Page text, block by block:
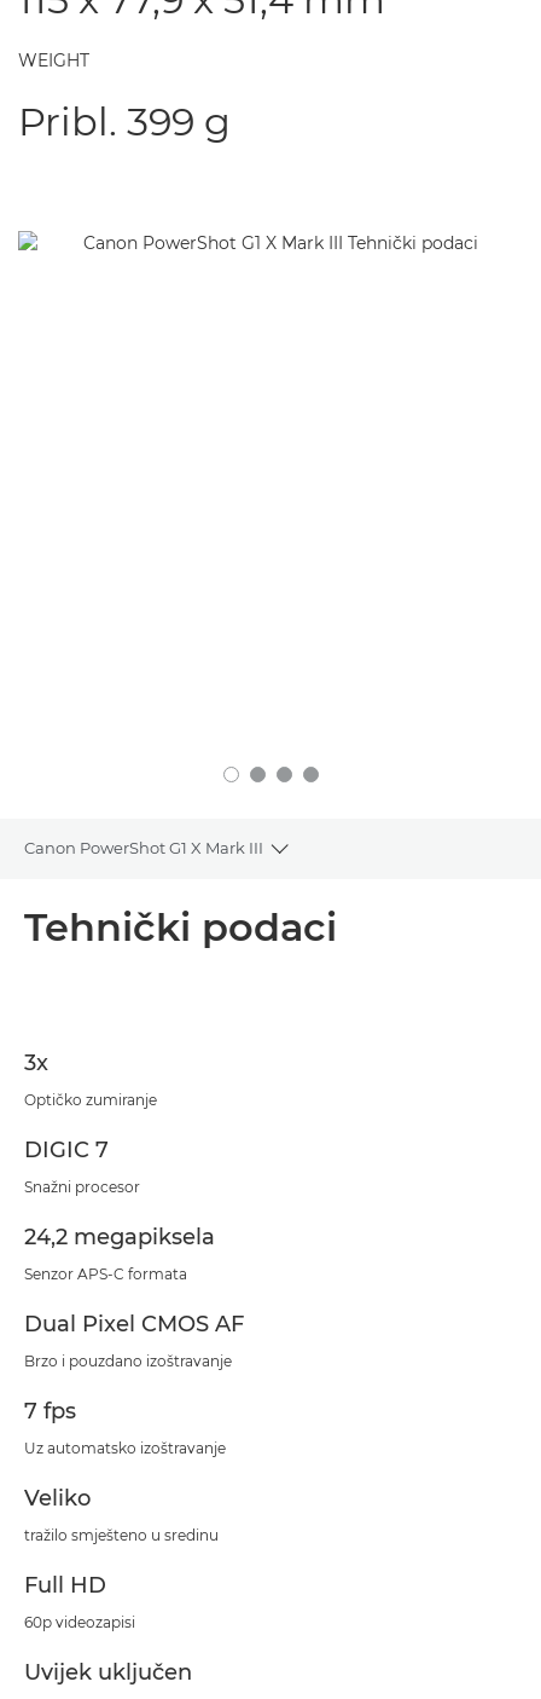
WEIGHT
Pribl. 399 g
Canon PowerShot G1 X Mark III
Toggle breadcrumbs
Tehnički podaci
3x
Optičko zumiranje
DIGIC 7
Snažni procesor
24,2 megapiksela
Senzor APS-C formata
Dual Pixel CMOS AF
Brzo i pouzdano izoštravanje
7 fps
Uz automatsko izoštravanje
Veliko
tražilo smješteno u sredinu
Full HD
60p videozapisi
Uvijek uključen